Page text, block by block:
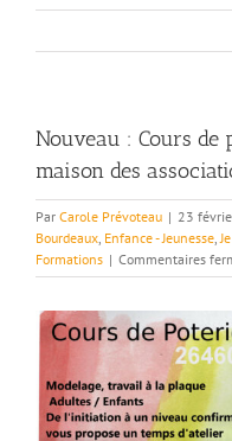
Nouveau : Cours de
maison des
Par Carole Prévoteau | 23
Bourdeaux, Enfance - Jeunesse,
Formations | Commentaires